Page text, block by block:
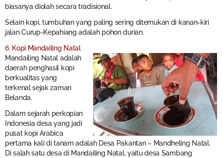
biasanya diolah secara tradisional.
Selain kopi, tumbuhan yang paling sering ditemukan di kanan-kiri
jalan Curup-Kepahiang adalah pohon durian.
6. Kopi Mandailing Natal
Mandailing Natal adalah
daerah penghasil kopi
berkualitas yang
terkenal sejak zaman
Belanda.
Dalam sejarah perkopian
Indonesia desa yang jadi
pusat kopi Arabica
pertama kali di tanam adalah Desa Pakantan – Mandheling Natal.
Di salah satu desa di Mandailing Natal, yaitu desa Sambang